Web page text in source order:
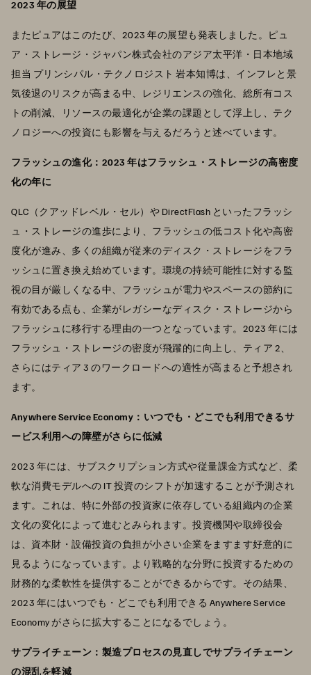
2023 年の展望
またピュアはこのたび、2023 年の展望も発表しました。ピュ
ア・ストレージ・ジャパン株式会社のアジア太平洋・日本地域
担当 プリンシパル・テクノロジスト 岩本知博は、インフレと景
気後退のリスクが高まる中、レジリエンスの強化、総所有コス
トの削減、リソースの最適化が企業の課題として浮上し、テク
ノロジーへの投資にも影響を与えるだろうと述べています。
フラッシュの進化：2023 年はフラッシュ・ストレージの高密度
化の年に
QLC（クアッドレベル・セル）や DirectFlash といったフラッシ
ュ・ストレージの進歩により、フラッシュの低コスト化や高密
度化が進み、多くの組織が従来のディスク・ストレージをフラ
ッシュに置き換え始めています。環境の持続可能性に対する監
視の目が厳しくなる中、フラッシュが電力やスペースの節約に
有効である点も、企業がレガシーなディスク・ストレージから
フラッシュに移行する理由の一つとなっています。2023 年には
フラッシュ・ストレージの密度が飛躍的に向上し、ティア 2、
さらにはティア 3 のワークロードへの適性が高まると予想され
ます。
Anywhere Service Economy：いつでも・どこでも利用できるサ
ービス利用への障壁がさらに低減
2023 年には、サブスクリプション方式や従量課金方式など、柔
軟な消費モデルへの IT 投資のシフトが加速することが予測され
ます。これは、特に外部の投資家に依存している組織内の企業
文化の変化によって進むとみられます。投資機関や取締役会
は、資本財・設備投資の負担が小さい企業をますます好意的に
見るようになっています。より戦略的な分野に投資するための
財務的な柔軟性を提供することができるからです。その結果、
2023 年にはいつでも・どこでも利用できる Anywhere Service
Economy がさらに拡大することになるでしょう。
サプライチェーン：製造プロセスの見直しでサプライチェーン
の混乱を軽減